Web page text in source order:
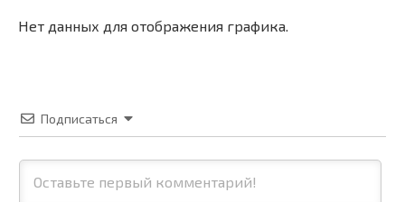
Нет данных для отображения графика.
Подписаться